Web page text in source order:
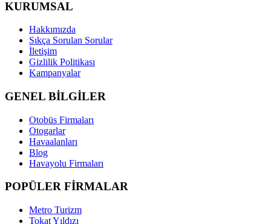
KURUMSAL
Hakkımızda
Sıkça Sorulan Sorular
İletişim
Gizlilik Politikası
Kampanyalar
GENEL BİLGİLER
Otobüs Firmaları
Otogarlar
Havaalanları
Blog
Havayolu Firmaları
POPÜLER FİRMALAR
Metro Turizm
Tokat Yıldızı